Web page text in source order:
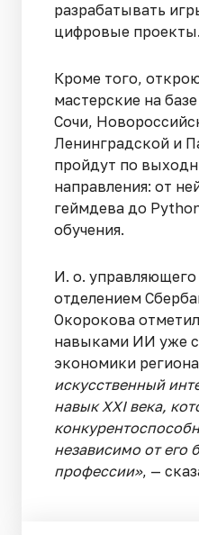
разрабатывать
цифровые проекты.
Кроме того,
мастерские на
Сочи,
Ленинградской и
пройдут по
направления: от
геймдева до
обучения.
И. о.
отделением
Окорокова
навыками ИИ уже
экономики
искусственный
навык XXI века,
независимо от его
профессии», —